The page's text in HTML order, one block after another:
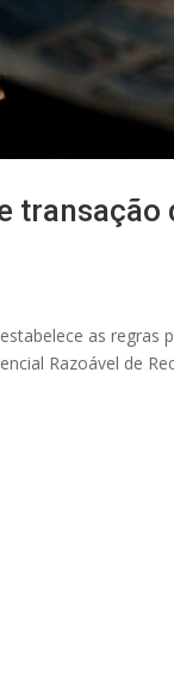
transação
as regras
Razoável de